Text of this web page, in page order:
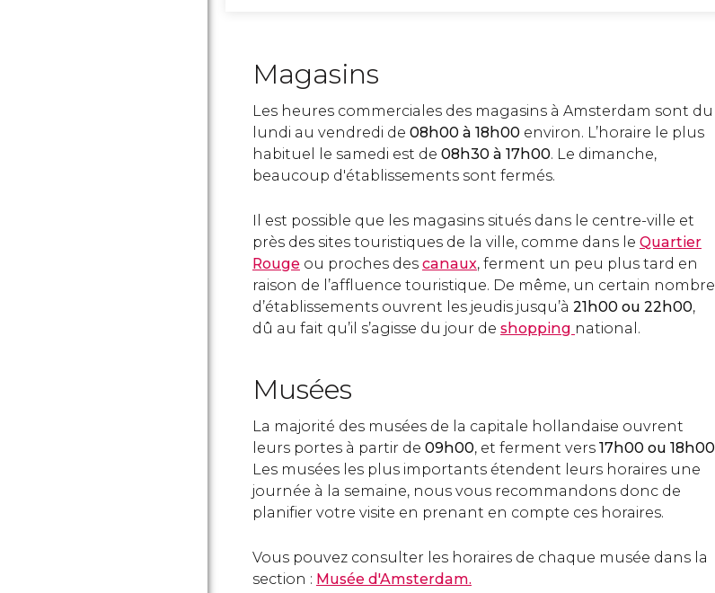
Magasins
Les heures commerciales des magasins à Amsterdam sont du
lundi au vendredi de 08h00 à 18h00 environ. L’horaire le plus
habituel le samedi est de 08h30 à 17h00. Le dimanche,
beaucoup d'établissements sont fermés.
Il est possible que les magasins situés dans le centre-ville et
près des sites touristiques de la ville, comme dans le Quartier
Rouge ou proches des canaux, ferment un peu plus tard en
raison de l’affluence touristique. De même, un certain nombre
d’établissements ouvrent les jeudis jusqu’à 21h00 ou 22h00,
dû au fait qu’il s’agisse du jour de shopping national.
Musées
La majorité des musées de la capitale hollandaise ouvrent
leurs portes à partir de 09h00, et ferment vers 17h00 ou 18h00
Les musées les plus importants étendent leurs horaires une
journée à la semaine, nous vous recommandons donc de
planifier votre visite en prenant en compte ces horaires.
Vous pouvez consulter les horaires de chaque musée dans la
section : Musée d'Amsterdam.